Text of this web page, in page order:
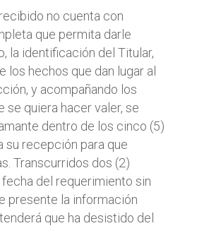
no cuenta con
que permita darle
la identificación del Titular,
los hechos que dan lugar al
y acompañando los
se quiera hacer valer, se
dentro de los cinco (5)
su recepción para que
Transcurridos dos (2)
del requerimiento sin
presente la información
que ha desistido del